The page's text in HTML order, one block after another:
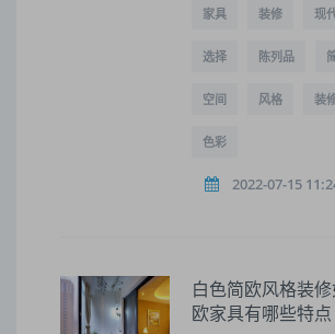
家具 装修 现
选择 陈列品
空间 风格 装
色彩
2022-07-15
白色简欧风格装
欧家具有哪些特点